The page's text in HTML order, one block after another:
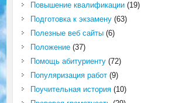
Повышение квалификации(19)
Подготовка к экзамену(63)
Полезные веб сайты(6)
Положение(37)
Помощь абитуриенту(72)
Популяризация работ(9)
Поучительная история(10)